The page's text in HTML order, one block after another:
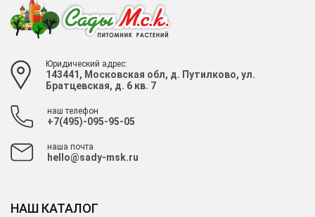
Юридический адрес:
143441, Московская обл, д. Путилково, ул.
Братцевская, д. 6 кв. 7
наш телефон
+7(495)-095-95-05
наша почта
hello@sady-msk.ru
НАШ КАТАЛОГ